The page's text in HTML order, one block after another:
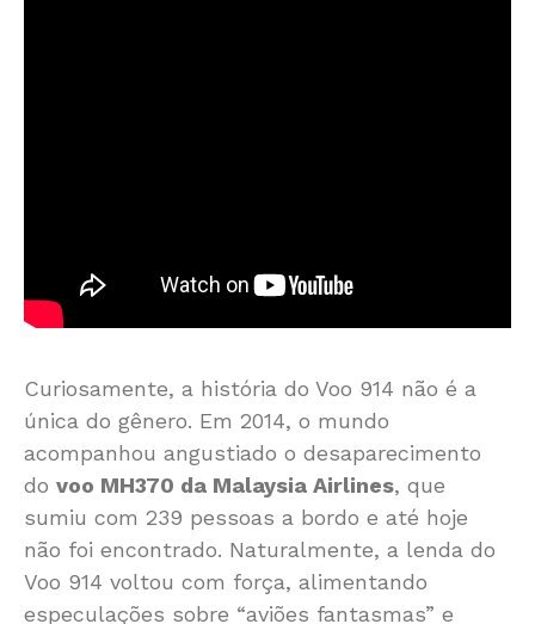
Curiosamente, a história do Voo 914 não é a
única do gênero. Em 2014, o mundo
acompanhou angustiado o desaparecimento
do voo MH370 da Malaysia Airlines, que
sumiu com 239 pessoas a bordo e até hoje
não foi encontrado. Naturalmente, a lenda do
Voo 914 voltou com força, alimentando
especulações sobre “aviões fantasmas” e